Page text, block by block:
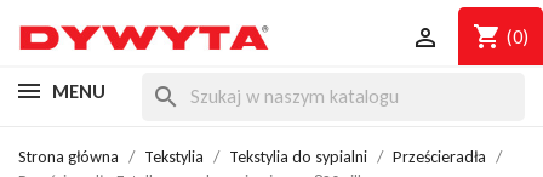
shopping_cart (0)

MENU search
Strona główna Tekstylia Tekstylia do sypialni
Prześcieradła